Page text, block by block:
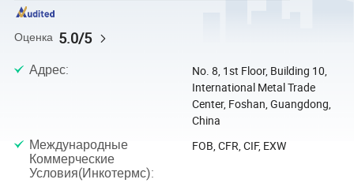
Оценка 5.0/5
Адрес:
No. 8, 1st Floor, Building 10,
International Metal Trade
Center, Foshan, Guangdong,
China
Международные
Коммерческие
Условия(Инкотермс):
FOB, CFR, CIF, EXW